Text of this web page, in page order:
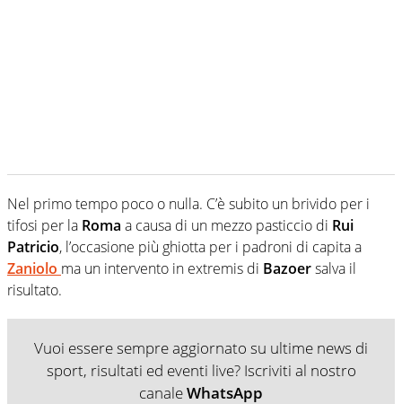
Nel primo tempo poco o nulla. C’è subito un brivido per i
tifosi per la Roma a causa di un mezzo pasticcio di Rui
Patricio, l’occasione più ghiotta per i padroni di capita a
Zaniolo ma un intervento in extremis di Bazoersalva il
risultato.
Vuoi essere sempre aggiornato su ultime news di
sport, risultati ed eventi live? Iscriviti al nostro
canaleWhatsApp